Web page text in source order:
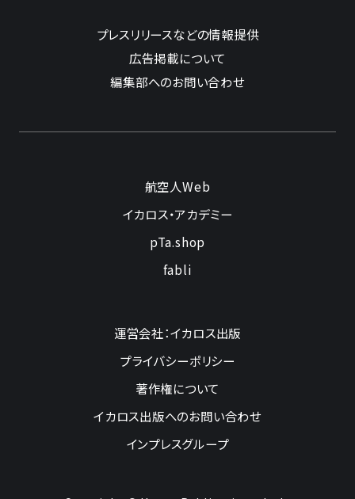
プレスリリースなどの情報提供
広告掲載について
編集部へのお問い合わせ
航空人Web
イカロス・アカデミー
pTa.shop
fabli
運営会社：イカロス出版
プライバシーポリシー
著作権について
イカロス出版へのお問い合わせ
インプレスグループ